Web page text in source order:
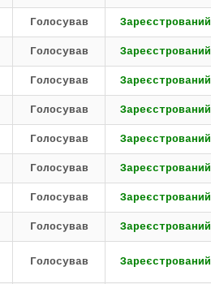
Голосував Зареєстрований
Голосував Зареєстрований
Голосував Зареєстрований
Голосував Зареєстрований
Голосував Зареєстрований
Голосував Зареєстрований
Голосував Зареєстрований
Голосував Зареєстрований
Голосував Зареєстрований